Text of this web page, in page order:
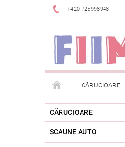
+420 725998948
CĂRUCIOARE
BRANDURI
RETURNAREA MĂRFII
CĂRUCIOARE
SCAUNE AUTO